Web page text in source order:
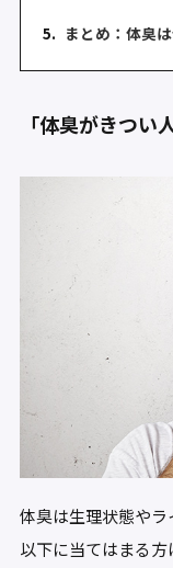
5. まとめ：体臭
「体臭がきつ
体臭は生理状態やラ
以下に当てはまる